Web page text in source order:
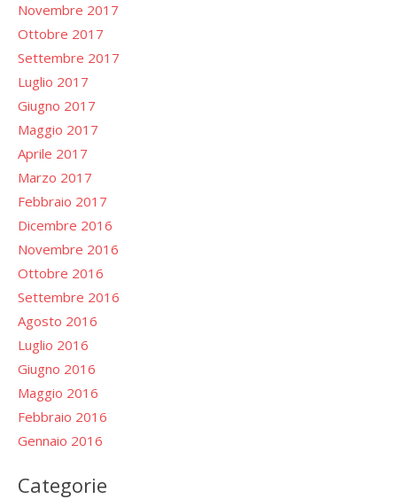
Novembre 2017
Ottobre 2017
Settembre 2017
Luglio 2017
Giugno 2017
Maggio 2017
Aprile 2017
Marzo 2017
Febbraio 2017
Dicembre 2016
Novembre 2016
Ottobre 2016
Settembre 2016
Agosto 2016
Luglio 2016
Giugno 2016
Maggio 2016
Febbraio 2016
Gennaio 2016
Categorie